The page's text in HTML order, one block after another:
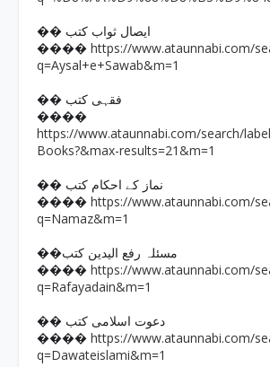
�� ایصال ثواب کتب
���� https://www.ataunnabi.com/
q=Aysal+e+Sawab&m=1
�� فقہی کتب
����
https://www.ataunnabi.com/search/
Books?&max-results=21&m=1
�� نماز کے احکام کتب
���� https://www.ataunnabi.com/
q=Namaz&m=1
��مسئلہ رفع الیدین کتب
���� https://www.ataunnabi.com/
q=Rafayadain&m=1
�� دعوت اسلامی کتب
���� https://www.ataunnabi.com/
q=Dawateislami&m=1